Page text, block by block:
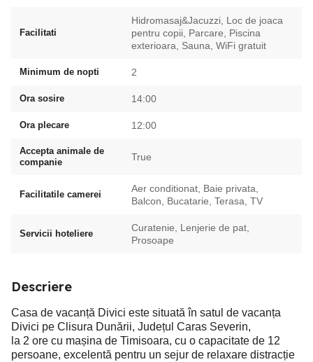
Facilitati
Hidromasaj&Jacuzzi, Loc de joaca
pentru copii, Parcare, Piscina
exterioara, Sauna, WiFi gratuit
Minimum de nopti 2
Ora sosire 14:00
Ora plecare 12:00
Accepta animale de
companie
True
Facilitatile camerei
Aer conditionat, Baie privata,
Balcon, Bucatarie, Terasa, TV
Servicii hoteliere
Curatenie, Lenjerie de pat,
Prosoape
Descriere
Casa de vacanță Divici este situată în satul de vacanța
Divici pe Clisura Dunării, Județul Caras Severin,
la 2 ore cu mașina de Timisoara, cu o capacitate de 12
persoane, excelentă pentru un sejur de relaxare distracție